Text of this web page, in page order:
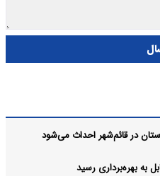
در قائم‌شهر احداث می‌شود
به بهره‌برداری رسید